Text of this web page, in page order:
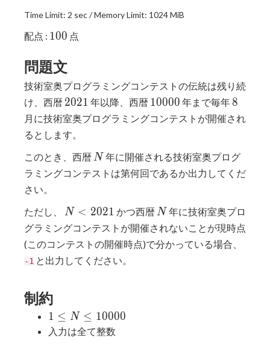
Time Limit: 2 sec / Memory Limit: 1024 MiB
配点 : 100
100 点
問題文
技術室奥プログラミングコンテストの伝統は残り続
け、西暦 2021
2021 年以降、西暦 10000
10000 年まで毎年8
8
月に技術室奥プログラミングコンテストが開催され
るとします。
このとき、西暦 N
N 年に開催される技術室奥プログ
ラミングコンテストは第何回であるか出力してくだ
さい。
ただし、
N <
2021
N < 2021 かつ西暦 N
N年に技術室奥プロ
グラミングコンテストが開催されないことが現時点
(このコンテストの開催時点)で分かっている場合、
-1 と出力してください。
制約
1 \leq
N
1 ≤ N ≤ 10000
入力は全て整数